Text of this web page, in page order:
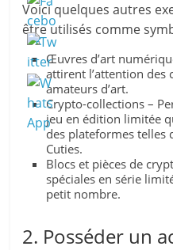
Voici quelques autres
être utilisés comme
Œuvres d’art
attirent l’attention des
amateurs d’art.
Crypto-collections –
jeu en édition limitée
des plateformes telles
Cuties.
Blocs et pièces de
spéciales en série
petit nombre.
2. Posséder un